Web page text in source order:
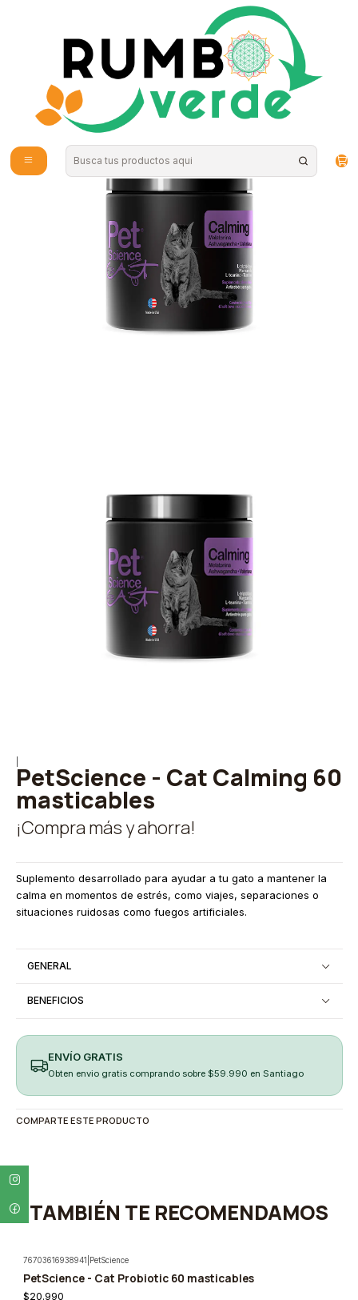
Envío gratis por compras sobre los 59.990 en la provincia de Santiago
Mascotas
PetScience - Cat Calming 60
masticables
¡Compra más y ahorra!
Suplemento desarrollado para ayudar a tu gato a mantener la
calma en momentos de estrés, como viajes, separaciones o
situaciones ruidosas como fuegos artificiales.
GENERAL
BENEFICIOS
ENVÍO GRATIS
Obten envio gratis comprando sobre $59.990 en Santiago
COMPARTE ESTE PRODUCTO
TAMBIÉN TE RECOMENDAMOS
76703616938941 PetScience
PetScience - Cat Probiotic 60 masticables
$20.990